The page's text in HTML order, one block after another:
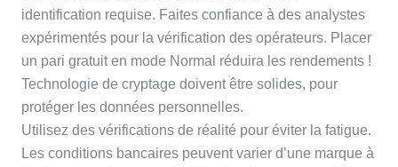
identification requise. Faites confiance à des analystes
expérimentés pour la vérification des opérateurs. Placer
un pari gratuit en mode Normal réduira les rendements !
Technologie de cryptage doivent être solides, pour
protéger les données personnelles.
Utilisez des vérifications de réalité pour éviter la fatigue.
Les conditions bancaires peuvent varier d’une marque à